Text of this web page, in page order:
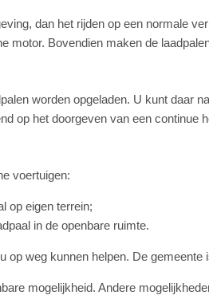
dan het rijden op een normale
motor. Bovendien maken de
worden opgeladen. U kunt daar
op het doorgeven van een continue
voertuigen:
op eigen terrein;
in de openbare ruimte.
op weg kunnen helpen. De gemeente
mogelijkheid. Andere